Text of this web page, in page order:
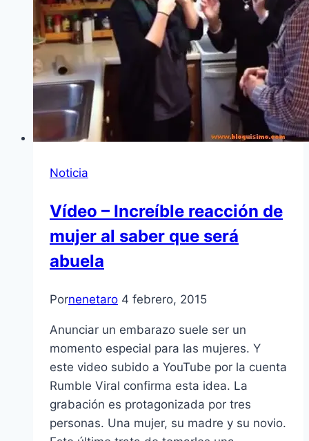
Noticia
Vídeo – Increíble reacción de
mujer al saber que será
abuela
Pornenetaro 4 febrero, 2015
Anunciar un embarazo suele ser un
momento especial para las mujeres. Y
este video subido a YouTube por la cuenta
Rumble Viral confirma esta idea. La
grabación es protagonizada por tres
personas. Una mujer, su madre y su novio.